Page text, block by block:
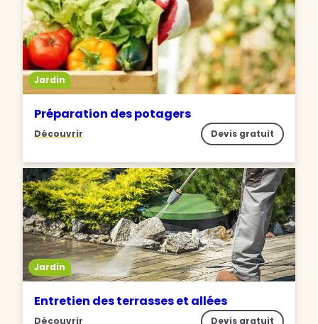
Jardin
Préparation des potagers
Découvrir Devis gratuit
Jardin
Entretien des terrasses et allées
Découvrir Devis gratuit